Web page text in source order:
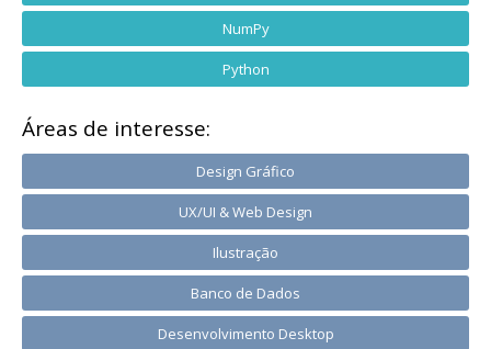
NumPy
Python
Áreas de interesse:
Design Gráfico
UX/UI & Web Design
Ilustração
Banco de Dados
Desenvolvimento Desktop